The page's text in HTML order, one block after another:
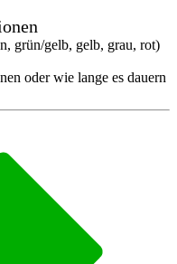
grün/gelb, gelb, grau, rot)
oder wie lange es dauern